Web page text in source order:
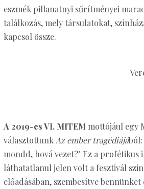
eszmék pillanatnyi sűrítményei
találkozás, mely társulatokat,
kapcsol össze.
A 2019-es VI. MITEMmottójául egy
választottunk Az ember tragédiájá
mondd, hová vezet?" Ez a profétikus
láthatatlanul jelen volt a fesztivál
előadásában, szembesítve